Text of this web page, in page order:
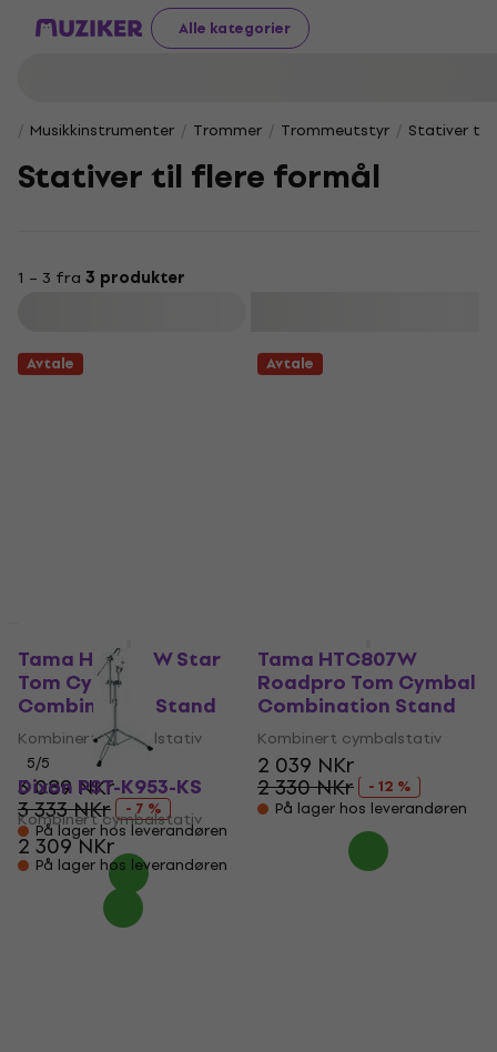
Alle kategorier
Musikkinstrumenter Trommer Trommeutstyr Stativer til
Stativer til flere formål
1 – 3 fra 3 produkter
Avtale
Tama HTC107W Star
Tom Cymbal
Combination Stand
Kombinert cymbalstativ
5/5
3 089 NKr
3 333 NKr
- 7 %
På lager hos leverandøren
Avtale
Tama HTC807W
Roadpro Tom Cymbal
Combination Stand
Kombinert cymbalstativ
2 039 NKr
2 330 NKr
- 12 %
På lager hos leverandøren
Dixon PST-K953-KS
Kombinert cymbalstativ
2 309 NKr
På lager hos leverandøren